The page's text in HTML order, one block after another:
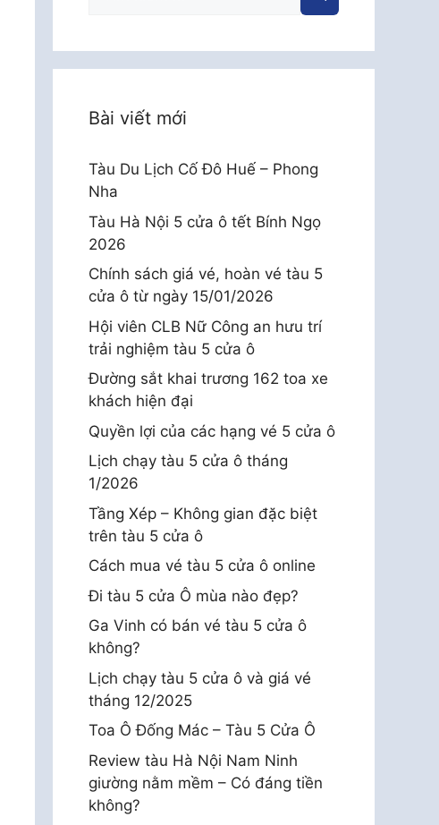
Bài viết mới
Tàu Du Lịch Cố Đô Huế – Phong
Nha
Tàu Hà Nội 5 cửa ô tết Bính Ngọ
2026
Chính sách giá vé, hoàn vé tàu 5
cửa ô từ ngày 15/01/2026
Hội viên CLB Nữ Công an hưu trí
trải nghiệm tàu 5 cửa ô
Đường sắt khai trương 162 toa xe
khách hiện đại
Quyền lợi của các hạng vé 5 cửa ô
Lịch chạy tàu 5 cửa ô tháng
1/2026
Tầng Xép – Không gian đặc biệt
trên tàu 5 cửa ô
Cách mua vé tàu 5 cửa ô online
Đi tàu 5 cửa Ô mùa nào đẹp?
Ga Vinh có bán vé tàu 5 cửa ô
không?
Lịch chạy tàu 5 cửa ô và giá vé
tháng 12/2025
Toa Ô Đống Mác – Tàu 5 Cửa Ô
Review tàu Hà Nội Nam Ninh
giường nằm mềm – Có đáng tiền
không?